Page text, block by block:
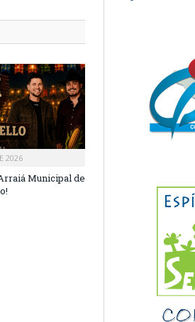
2026
Municipal de